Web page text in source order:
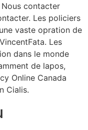
contacter
Les policiers
vaste opration de
Les
dans le monde
de lapos,
Online Canada
Cialis.